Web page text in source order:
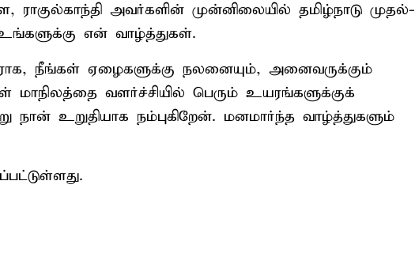
அவர்களின் முன்னிலையில் தமிழ்நாடு முதல்-
என் வாழ்த்துகள்.
நீங்கள் ஏழைகளுக்கு நலனையும், அனைவருக்கும்
மாநிலத்தை வளர்ச்சியில் பெரும் உயரங்களுக்குக்
உறுதியாக நம்புகிறேன். மனமார்ந்த வாழ்த்துகளும்